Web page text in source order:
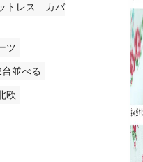
トレス カバ
ツ
並べる
欧